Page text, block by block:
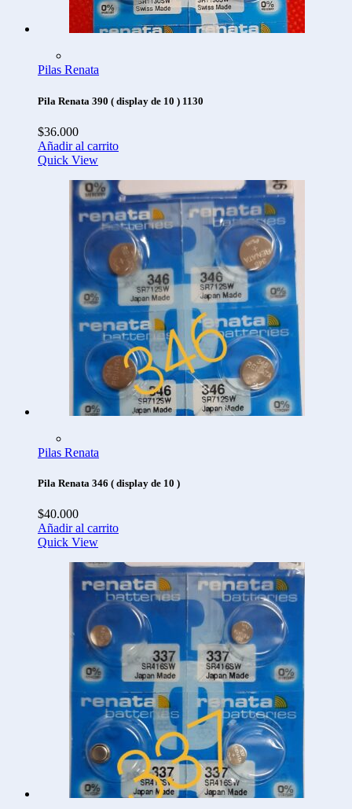
Pilas Renata
Pila Renata 390 ( display de 10 ) 1130
$36.000
Añadir al carrito
Quick View
Pilas Renata
Pila Renata 346 ( display de 10 )
$40.000
Añadir al carrito
Quick View